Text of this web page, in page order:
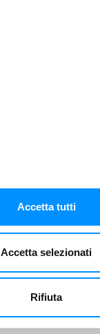
Accetta tutti
Accetta selezionati
Rifiuta